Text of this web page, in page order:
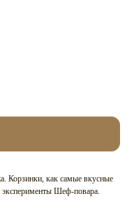
Корзинки, как самые вкусные
Шеф-повара.